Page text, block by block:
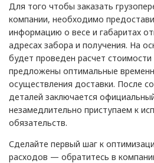
Для того чтобы заказать
компании, необходимо
информацию о весе и габаритах
адресах забора и получения. На
будет проведен расчет стоимости
предложены оптимальные
осуществления доставки. После
деталей заключается
незамедлительно приступаем к
обязательств.
Сделайте первый шаг к
расходов — обратитесь в